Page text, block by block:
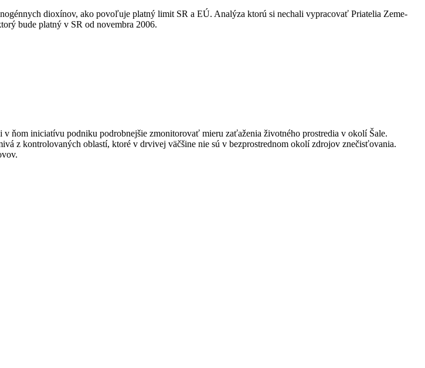
dioxínov, ako povoľuje platný limit SR a EÚ. Analýza ktorú si nechali vypracovať Priatelia Zeme-
bude platný v SR od novembra 2006.
ňom iniciatívu podniku podrobnejšie zmonitorovať mieru zaťaženia životného prostredia v okolí Šale.
z kontrolovaných oblastí, ktoré v drvivej väčšine nie sú v bezprostrednom okolí zdrojov znečisťovania.